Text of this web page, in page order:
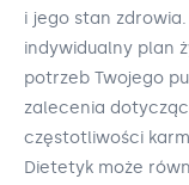
i jego stan
indywidualny plan
potrzeb Twojego
zalecenia
częstotliwości
Dietetyk może